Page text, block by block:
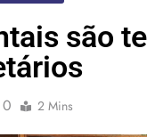
são
0 2 Mins